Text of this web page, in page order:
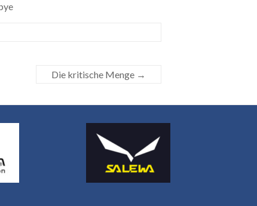
Die kritische Menge →